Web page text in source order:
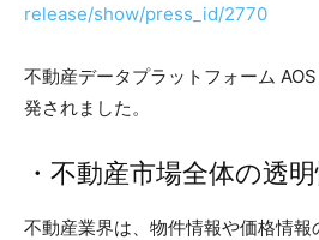
release/show/press_id/2770
不動産データプラットフォーム
発されました。
・不動産市場全体の透
不動産業界は、物件情報や価格情報